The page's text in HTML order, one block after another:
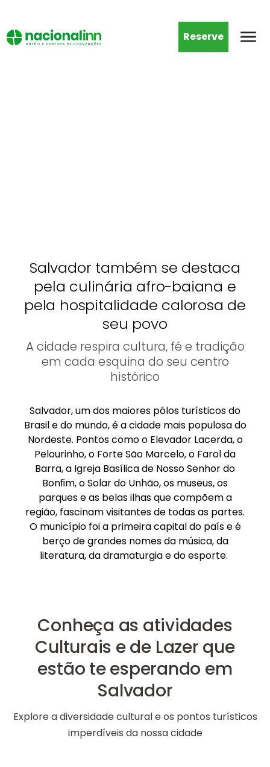
Reserve
Salvador também se destaca
pela culinária afro-baiana e
pela hospitalidade calorosa de
seu povo
A cidade respira cultura, fé e tradição
em cada esquina do seu centro
histórico
Salvador, um dos maiores pólos turísticos do
Brasil e do mundo, é a cidade mais populosa do
Nordeste. Pontos como o Elevador Lacerda, o
Pelourinho, o Forte São Marcelo, o Farol da
Barra, a Igreja Basílica de Nosso Senhor do
Bonﬁm, o Solar do Unhão, os museus, os
parques e as belas ilhas que compõem a
região, fascinam visitantes de todas as partes.
O município foi a primeira capital do país e é
berço de grandes nomes da música, da
literatura, da dramaturgia e do esporte.
Conheça as atividades
Culturais e de Lazer que
estão te esperando em
Salvador
Explore a diversidade cultural e os pontos turísticos
imperdíveis da nossa cidade